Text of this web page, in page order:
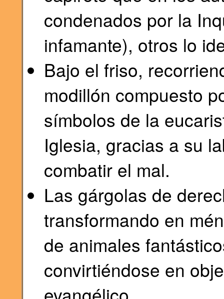
condenados por la
infamante), otros lo
Bajo el friso,
modillón compuesto
símbolos de la
Iglesia, gracias a su
combatir el mal.
Las gárgolas de
transformando en
de animales
convirtiéndose en